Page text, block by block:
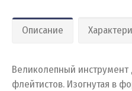
Описание
Великолепный
флейтистов. Изогнутая в